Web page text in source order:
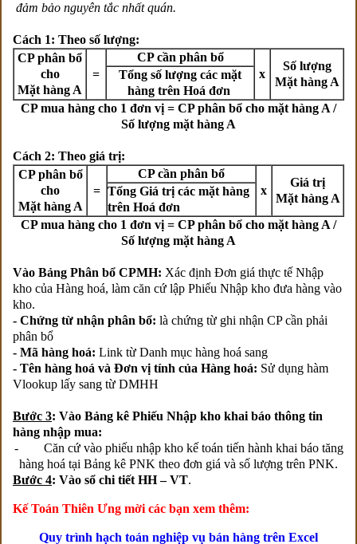
đảm bảo nguyên tắc nhất quán.
Cách 1: Theo số lượng:
CP phân bổ
cho
Mặt hàng A
=
CP cần phân bổ
x
Số lượng
Mặt hàng A
Tổng số lượng các mặt
hàng trên Hoá đơn
CP mua hàng cho 1 đơn vị = CP phân bổ cho mặt hàng A /
Số lượng mặt hàng A
Cách 2: Theo giá trị:
CP phân bổ
cho
Mặt hàng A
=
CP cần phân bổ
x
Giá trị
Mặt hàng A
Tổng Giá trị các mặt hàng
trên Hoá đơn
CP mua hàng cho 1 đơn vị = CP phân bổ cho mặt hàng A /
Số lượng mặt hàng A
Vào Bảng Phân bổ CPMH: Xác định Đơn giá thực tế Nhập
kho của Hàng hoá, làm căn cứ lập Phiếu Nhập kho đưa hàng vào
kho.
- Chứng từ nhận phân bổ: là chứng từ ghi nhận CP cần phải
phân bổ
- Mã hàng hoá: Link từ Danh mục hàng hoá sang
- Tên hàng hoá và Đơn vị tính của Hàng hoá: Sử dụng hàm
Vlookup lấy sang từ DMHH
Bước 3: Vào Bảng kê Phiếu Nhập kho khai báo thông tin
hàng nhập mua:
- Căn cứ vào phiếu nhập kho kế toán tiến hành khai báo tăng
hàng hoá tại Bảng kê PNK theo đơn giá và số lượng trên PNK.
Bước 4: Vào sổ chi tiết HH – VT.
Kế Toán Thiên Ưng mời các bạn xem thêm:
Quy trình hạch toán nghiệp vụ bán hàng trên Excel